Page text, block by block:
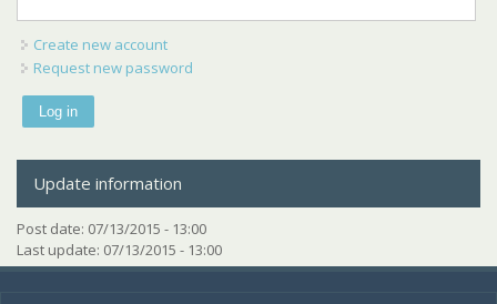
Create new account
Request new password
Update information
Post date: 07/13/2015 - 13:00
Last update: 07/13/2015 - 13:00